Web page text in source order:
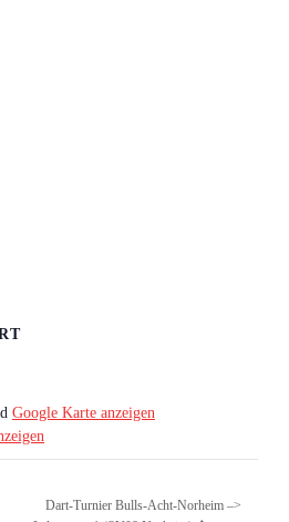
Google Karte anzeigen
Dart-Turnier Bulls-Acht-Norheim –>